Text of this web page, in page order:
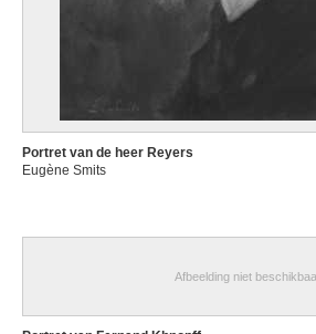
Portret van de heer Reyers
Eugène Smits
Afbeelding niet